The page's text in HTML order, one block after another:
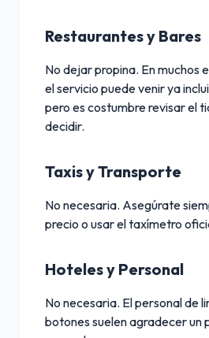
Restaurantes y Bares
No dejar propina. En muchos
el servicio puede venir ya
pero es costumbre revisar el
decidir.
Taxis y Transporte
No necesaria. Asegúrate
precio o usar el taxímetro
Hoteles y Personal
No necesaria. El personal de
botones suelen agradecer un